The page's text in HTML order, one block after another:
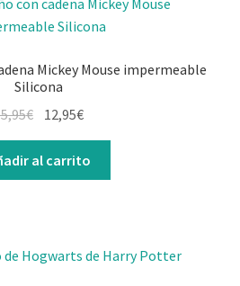
Mickey Mouse impermeable
Silicona
€ 12,95€
al carrito